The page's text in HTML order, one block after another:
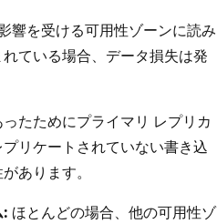
響を受ける可用性ゾーンに読み
ている場合、データ損失は発
たためにプライマリ レプリカ
リケートされていない書き込
あります。
: ほとんどの場合、他の可用性ゾ